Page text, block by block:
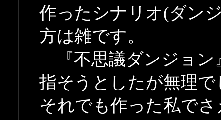
作ったシナリオ(ダン
方は雑です。
『不思議ダンジョン
指そうとしたが無理
それでも作った私で